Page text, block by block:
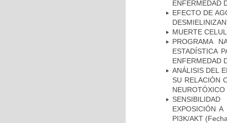
ENFERMEDAD
EFECTO DE
MUERTE
PROGRAMA
ESTADÍSTICA
ENFERMEDAD
ANÁLISIS DEL
SU RELACIÓN
NEUROTÓXICO
EXPOSICIÓN
PI3K/AKT